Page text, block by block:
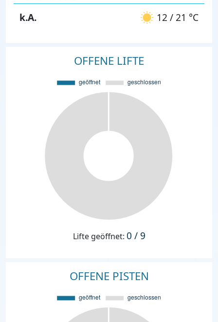
k.A.
12 / 21 °C
OFFENE LIFTE
Lifte geöffnet: 0 / 9
OFFENE PISTEN